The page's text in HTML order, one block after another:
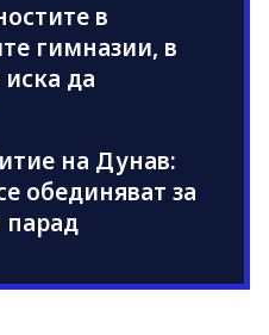
в
гимназии, в
да
на Дунав:
обединяват за